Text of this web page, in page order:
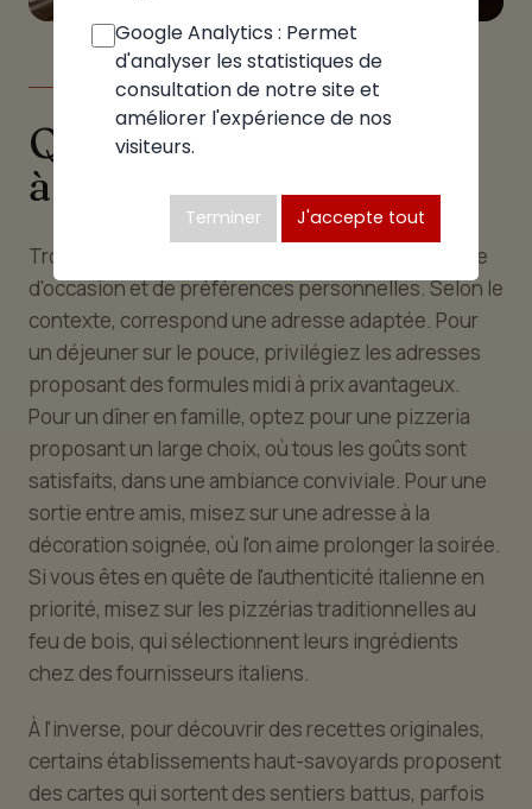
LE GUIDE
Quelle pizzeria choisir
à Allinges
Trouver la bonne pizzeria à Allinges est une affaire
d'occasion et de préférences personnelles. Selon le
contexte, correspond une adresse adaptée. Pour
un déjeuner sur le pouce, privilégiez les adresses
proposant des formules midi à prix avantageux.
Pour un dîner en famille, optez pour une pizzeria
proposant un large choix, où tous les goûts sont
satisfaits, dans une ambiance conviviale. Pour une
sortie entre amis, misez sur une adresse à la
décoration soignée, où l'on aime prolonger la soirée.
Si vous êtes en quête de l'authenticité italienne en
priorité, misez sur les pizzérias traditionnelles au
feu de bois, qui sélectionnent leurs ingrédients
chez des fournisseurs italiens.
À l'inverse, pour découvrir des recettes originales,
certains établissements haut-savoyards proposent
des cartes qui sortent des sentiers battus, parfois
Google Analytics : Permet
d'analyser les statistiques de
consultation de notre site et
améliorer l'expérience de nos
visiteurs.
Terminer J'accepte tout